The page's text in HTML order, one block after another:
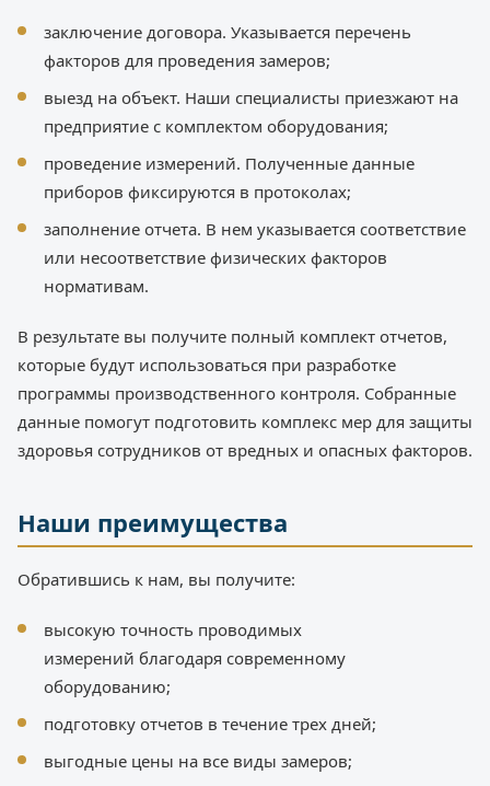
заключение договора. Указывается перечень
факторов для проведения замеров;
выезд на объект. Наши специалисты приезжают на
предприятие с комплектом оборудования;
проведение измерений. Полученные данные
приборов фиксируются в протоколах;
заполнение отчета. В нем указывается соответствие
или несоответствие физических факторов
нормативам.
В результате вы получите полный комплект отчетов,
которые будут использоваться при разработке
программы производственного контроля. Собранные
данные помогут подготовить комплекс мер для защиты
здоровья сотрудников от вредных и опасных факторов.
Наши преимущества
Обратившись к нам, вы получите:
высокую точность проводимых
измерений благодаря современному
оборудованию;
подготовку отчетов в течение трех дней;
выгодные цены на все виды замеров;